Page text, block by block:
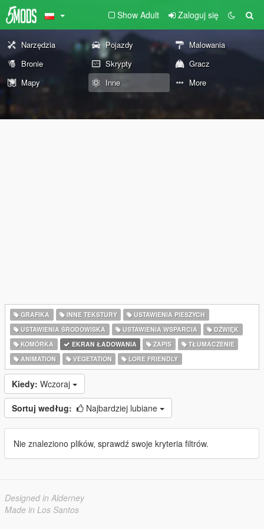
Show Adult Zaloguj się
Narzędzia Pojazdy
Malowania
Bronie
Skrypty
Gracz
Mapy
Inne More
GRAFIKA INNE TEKSTURY
USTAWIENIA PIESZYCH
USTAWIENIA ŚRODOWISKA
USTAWIENIA WSPARCIA
DŹWIĘK
KOMÓRKA
EKRAN ŁADOWANIA ZAPIS
TŁUMACZENIE
ANIMATION
VEGETATION LORE FRIENDLY
Kiedy: Wczoraj
Sortuj według: Najbardziej lubiane
Nie znaleziono plików, sprawdź swoje kryteria filtrów.
Designed in Alderney
Made in Los Santos